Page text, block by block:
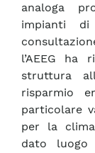
analoga
impianti di
l’AEEG ha
struttura
risparmio
particolare
per la
dato luogo